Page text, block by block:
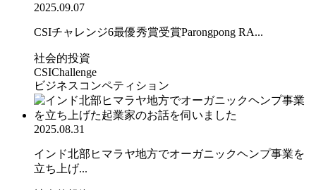
2025.09.07
CSIチャレンジ6最優秀賞受賞Parongpong RA...
社会的投資
CSIChallenge
ビジネスコンペティション
2025.08.31
インド北部ヒマラヤ地方でオーガニックヘンプ事業を
立ち上げ...